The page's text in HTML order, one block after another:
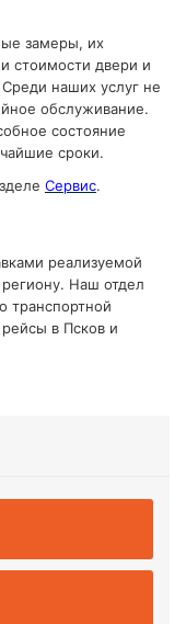
замеры, их
стоимости двери и
наших услуг не
обслуживание.
состояние
сроки.
Сервис.
реализуемой
Наш отдел
транспортной
в Псков и